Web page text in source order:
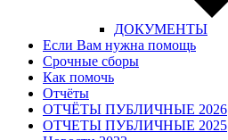
ДОКУМЕНТЫ
Если Вам нужна помощь
Срочные сборы
Как помочь
Отчёты
ОТЧЁТЫ ПУБЛИЧНЫЕ 2026
ОТЧЕТЫ ПУБЛИЧНЫЕ 2025